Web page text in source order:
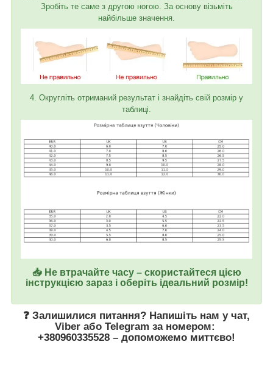
Зробіть те саме з другою ногою. За основу візьміть
найбільше значення.
4. Округліть отриманий результат і знайдіть свій розмір у
таблиці.
📥 Не втрачайте часу – скористайтеся цією
інструкцією зараз і оберіть ідеальний розмір!
❓ Залишилися питання? Напишіть нам у чат,
Viber або Telegram за номером:
+380960335528 – допоможемо миттєво!